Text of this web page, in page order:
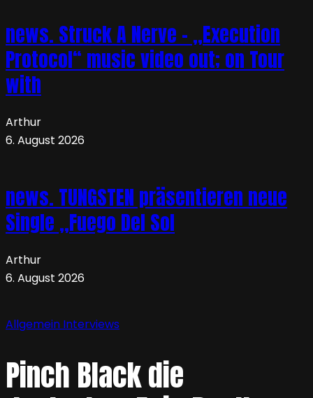
news. Struck A Nerve – „Execution
Protocol“ music video out; on Tour
with
Arthur
6. August 2026
news. TUNGSTEN präsentieren neue
Single „Fuego Del Sol
Arthur
6. August 2026
Allgemein Interviews
Pinch Black die